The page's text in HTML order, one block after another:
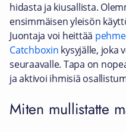
hidasta ja kiusallista.
ensimmäisen yleisön
Juontaja voi heittää
Catchboxin kysyjälle, joka
seuraavalle. Tapa on
ja aktivoi ihmisiä
Miten mullistatte